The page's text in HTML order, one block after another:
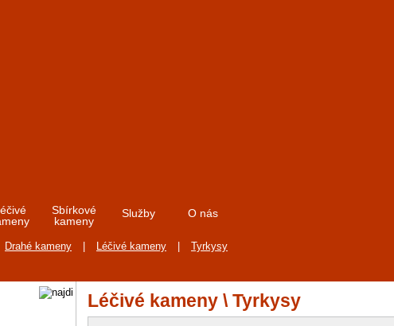
Sbírkové
kameny
Služby O nás
Drahé kameny Léčivé kameny Tyrkysy
Léčivé kameny \ Tyrkysy